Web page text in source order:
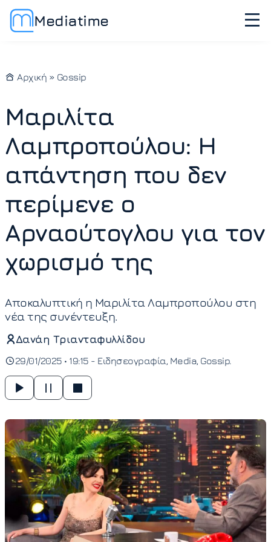
Mediatime
Αρχική » Gossip
Μαριλίτα
Λαμπροπούλου: Η
απάντηση που δεν
περίμενε ο
Αρναούτογλου για τον
χωρισμό της
Αποκαλυπτική η Μαριλίτα Λαμπροπούλου στη
νέα της συνέντευξη.
Δανάη Τριανταφυλλίδου
29/01/2025 • 19:15 - Ειδησεογραφία Media Gossip